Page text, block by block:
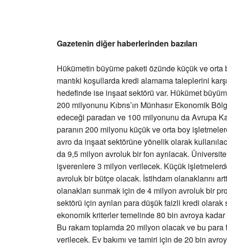
Gazetenin diğer haberlerinden bazıları
Hükümetin büyüme paketi özünde küçük ve orta
mantıki koşullarda kredi alamama taleplerini
hedefinde ise inşaat sektörü var. Hükümet
200 milyonunu Kıbrıs’ın Münhasır Ekonomik
edeceği paradan ve 100 milyonunu da Avrupa
paranın 200 milyonu küçük ve orta boy
avro da inşaat sektörüne yönelik olarak
da 9,5 milyon avroluk bir fon ayrılacak.
işverenlere 3 milyon verilecek. Küçük
avroluk bir bütçe olacak. İstihdam olanaklarını
olanakları sunmak için de 4 milyon avroluk bir
sektörü için ayrılan para düşük faizli kredi
ekonomik kriterler temelinde 80 bin avroya
Bu rakam toplamda 20 milyon olacak ve bu
verilecek. Ev bakımı ve tamiri için de 20 bin